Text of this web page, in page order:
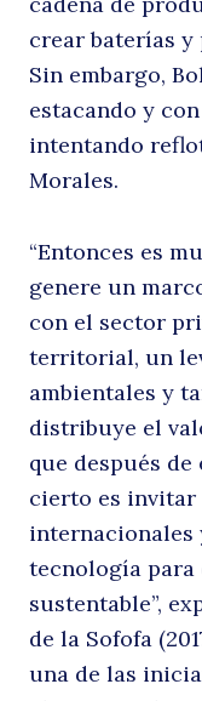
crear baterías y
Sin embargo,
estacando y
intentando
Morales.
“Entonces es
genere un
con el sector
territorial, un
ambientales y
distribuye el
que después
cierto es invitar
internacionales
tecnología
sustentable”,
de la Sofofa
una de las